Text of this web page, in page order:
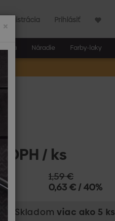
Registrácia Prihlásiť
Náradie Farby-laky
DPH / ks
1,59 €
0,63 € / 40%
Skladom viac ako 5 ks
×